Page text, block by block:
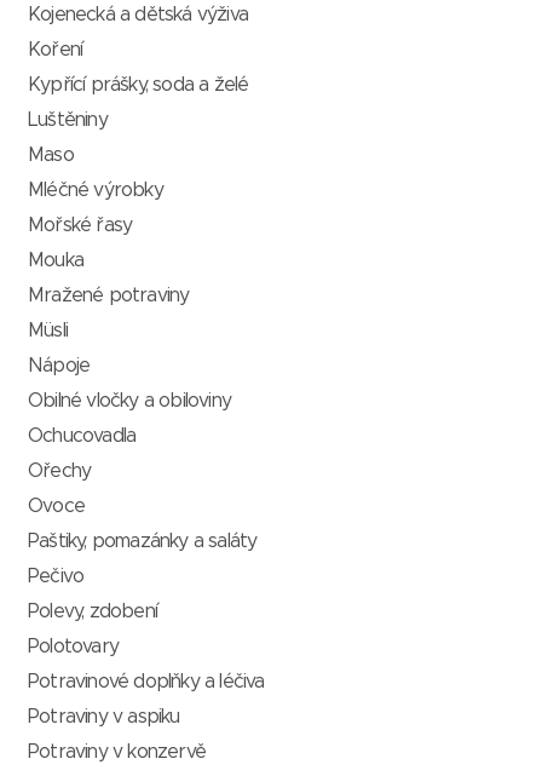
Kojenecká a dětská výživa
Koření
Kypřící prášky, soda a želé
Luštěniny
Maso
Mléčné výrobky
Mořské řasy
Mouka
Mražené potraviny
Müsli
Nápoje
Obilné vločky a obiloviny
Ochucovadla
Ořechy
Ovoce
Paštiky, pomazánky a saláty
Pečivo
Polevy, zdobení
Polotovary
Potravinové doplňky a léčiva
Potraviny v aspiku
Potraviny v konzervě